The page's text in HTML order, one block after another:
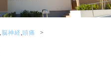
, 脳神経,頭痛